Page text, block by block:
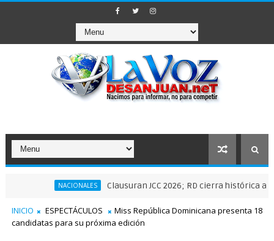
NACIONALES Clausuran JCC 2026; RD cierra histórica actuación
INICIO ESPECTÁCULOS
Miss República Dominicana presenta 18
candidatas para su próxima edición